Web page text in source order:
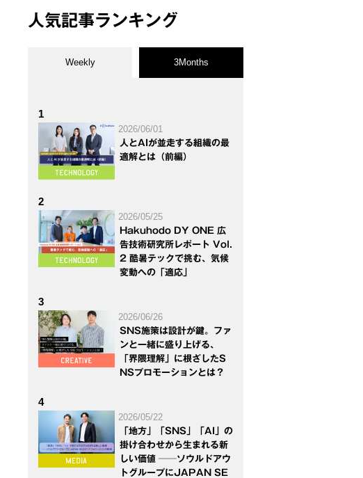
人気記事ランキング
Weekly 3Months
1
2026/06/01
人とAIが並走する組織の最
適解とは（前編）
2
2026/05/25
Hakuhodo DY ONE 広
告技術研究所レポート Vol.
2 酷暑テックで挑む、気候
変動への「適応」
3
2026/06/26
SNS施策は設計が鍵。ファ
ンと一緒に盛り上げる、
「界隈理解」に根ざしたS
NSプロモーションとは？
4
2026/05/22
「地方」「SNS」「AI」の
掛け合わせから生まれる新
しい価値 ──ソウルドアウ
トグループにJAPAN SE